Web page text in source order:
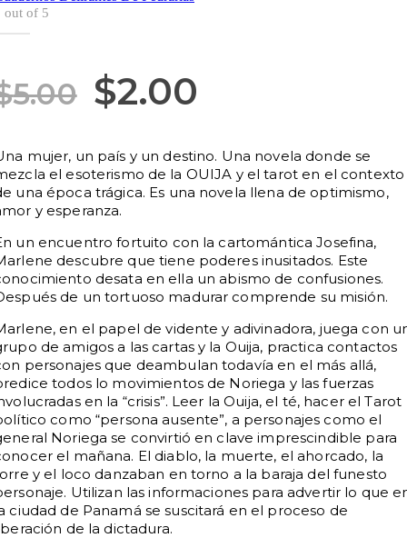
out of 5
5.00 El
original
era:
$5.00.
$2.00
actual
es:
$2.00.
mujer, un país y un destino. Una novela donde se
el esoterismo de la OUIJA y el tarot en el contexto
una época trágica. Es una novela llena de optimismo,
y esperanza.
un encuentro fortuito con la cartomántica Josefina,
descubre que tiene poderes inusitados. Este
desata en ella un abismo de confusiones.
de un tortuoso madurar comprende su misión.
en el papel de vidente y adivinadora, juega con
de amigos a las cartas y la Ouija, practica contactos
personajes que deambulan todavía en el más allá,
todos lo movimientos de Noriega y las fuerzas
en la “crisis”. Leer la Ouija, el té, hacer el Tarot
como “persona ausente”, a personajes como el
Noriega se convirtió en clave imprescindible para
el mañana. El diablo, la muerte, el ahorcado, la
y el loco danzaban en torno a la baraja del funesto
Utilizan las informaciones para advertir lo que
ciudad de Panamá se suscitará en el proceso de
de la dictadura.